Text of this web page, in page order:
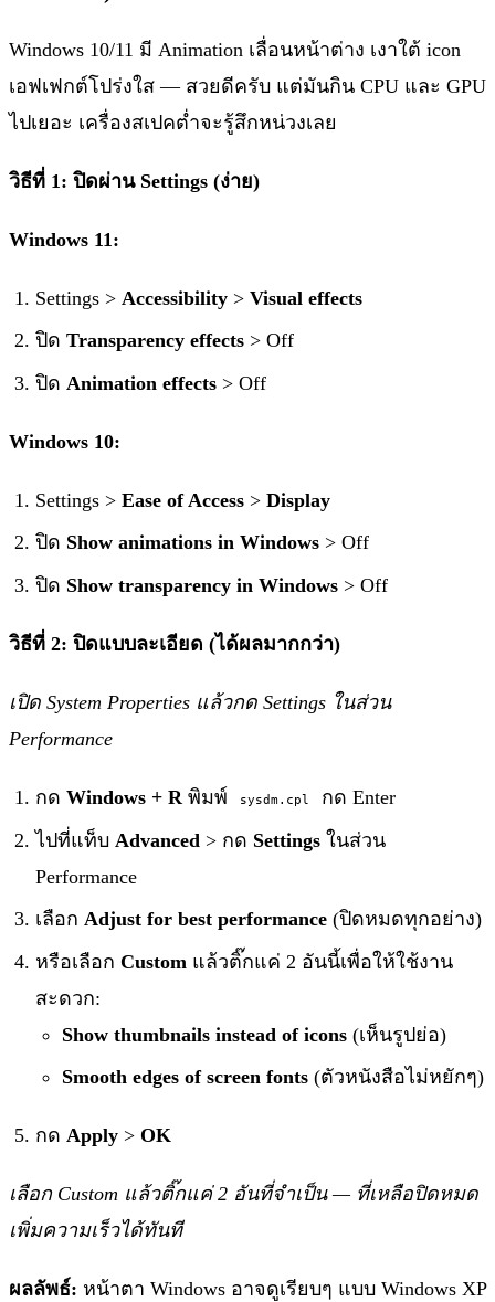
Windows 10/11 มี Animation เลื่อนหน้าต่าง เงาใต้ icon
เอฟเฟกต์โปร่งใส — สวยดีครับ แต่มันกิน CPU และ GPU
ไปเยอะ เครื่องสเปคต่ำจะรู้สึกหน่วงเลย
วิธีที่ 1: ปิดผ่าน Settings (ง่าย)
Windows 11:
Settings > Accessibility > Visual effects
ปิด Transparency effects > Off
ปิด Animation effects > Off
Windows 10:
Settings > Ease of Access > Display
ปิด Show animations in Windows > Off
ปิด Show transparency in Windows > Off
วิธีที่ 2: ปิดแบบละเอียด (ได้ผลมากกว่า)
เปิด System Properties แล้วกด Settings ในส่วน
Performance
กด Windows + R พิมพ์ sysdm.cpl
กด Enter
ไปที่แท็บ Advanced > กด Settings ในส่วน
Performance
เลือก Adjust for best performance (ปิดหมดทุกอย่าง)
หรือเลือก Custom แล้วติ๊กแค่ 2 อันนี้เพื่อให้ใช้งาน
สะดวก:
Show thumbnails instead of icons (เห็นรูปย่อ)
Smooth edges of screen fonts (ตัวหนังสือไม่หยักๆ)
กด Apply > OK
เลือก Custom แล้วติ๊กแค่ 2 อันที่จำเป็น — ที่เหลือปิดหมด
เพิ่มความเร็วได้ทันที
ผลลัพธ์: หน้าตา Windows อาจดูเรียบๆ แบบ Windows XP